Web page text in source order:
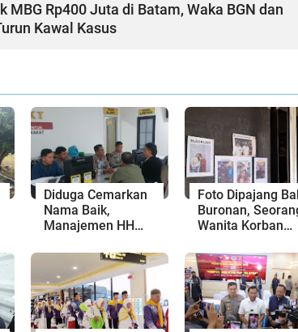
MBG Rp400 Juta di Batam, Waka BGN dan
Kawal Kasus
Diduga Cemarkan
Nama Baik,
Manajemen HH
Foto Dipajang
Buronan,
Wanita Korban
Batam Buka